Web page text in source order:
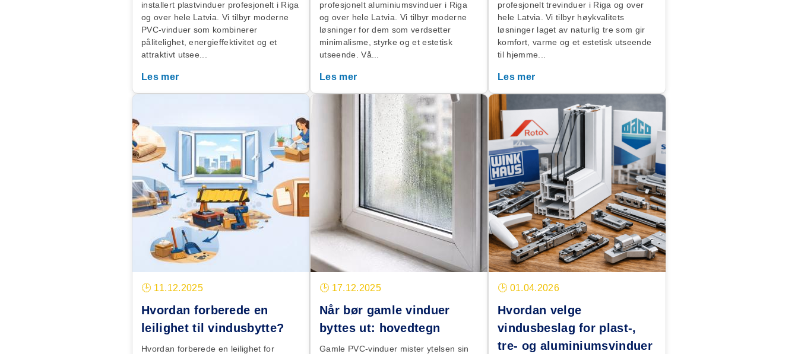
LOGG INN
Glemt passordet ditt?
Ny bruker
NYTT PASSORD
Log In
installert plastvinduer profesjonelt i Riga
og over hele Latvia. Vi tilbyr moderne
PVC-vinduer som kombinerer
pålitelighet, energieffektivitet og et
attraktivt utsee...
Les mer
profesjonelt aluminiumsvinduer i Riga
og over hele Latvia. Vi tilbyr moderne
løsninger for dem som verdsetter
minimalisme, styrke og et estetisk
utseende. Vå...
Les mer
profesjonelt trevinduer i Riga og over
hele Latvia. Vi tilbyr høykvalitets
løsninger laget av naturlig tre som gir
komfort, varme og et estetisk utseende
til hjemme...
Les mer
🕒 11.12.2025
Hvordan forberede en
leilighet til vindusbytte?
Hvordan forberede en leilighet for
🕒 17.12.2025
Når bør gamle vinduer
byttes ut: hovedtegn
Gamle PVC-vinduer mister ytelsen sin
🕒 01.04.2026
Hvordan velge
vindusbeslag for plast-,
tre- og aluminiumsvinduer
Telefonnummer*
Adresse
Melding
SENDE
LUKK